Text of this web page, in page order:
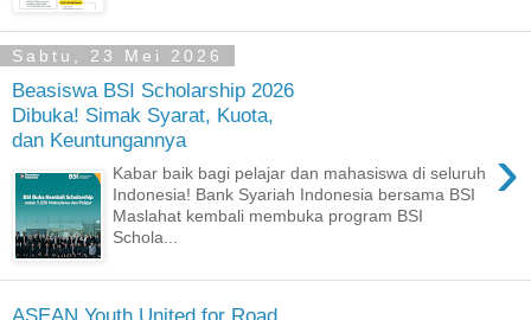
Sabtu, 23 Mei 2026
Beasiswa BSI Scholarship 2026
Dibuka! Simak Syarat, Kuota,
dan Keuntungannya
›
Kabar baik bagi pelajar dan mahasiswa di seluruh
Indonesia! Bank Syariah Indonesia bersama BSI
Maslahat kembali membuka program BSI
Schola...
ASEAN Youth United for Road